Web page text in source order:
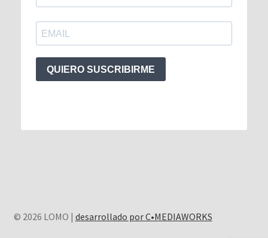
QUIERO SUSCRIBIRME
© 2026 LOMO | desarrollado por C•MEDIAWORKS